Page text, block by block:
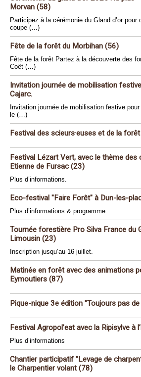
Morvan (58)
Participez à la cérémonie du Gland d’or
coupe (…)
Fête de la forêt du Morbihan (56)
Fête de la forêt Partez à la découverte des
Coët (…)
Invitation journée de mobilisation
Cajarc.
Invitation journée de mobilisation festive
le (…)
Festival des scieurs·euses et de la
Festival Lézart Vert, avec le thème des
Etienne de Fursac (23)
Plus d’informations.
Eco-festival "Faire Forêt" à Dun-les-
Plus d’informations & programme.
Tournée forestière Pro Silva France du
Limousin (23)
Inscription jusqu’au 16 juillet.
Matinée en forêt avec des animations
Eymoutiers (87)
Pique-nique 3e édition "Toujours pas
Festival Agropol’eat avec la Ripisylve à
Plus d’informations
Chantier participatif "Levage de
le Charpentier volant (78)